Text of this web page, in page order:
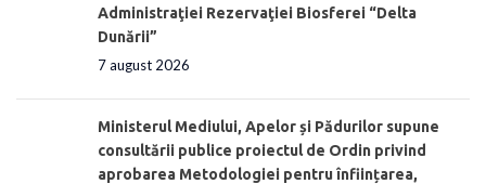
Administraţiei Rezervaţiei Biosferei “Delta
Dunării”
7 august 2026
Ministerul Mediului, Apelor și Pădurilor supune
consultării publice proiectul de Ordin privind
aprobarea Metodologiei pentru înființarea,